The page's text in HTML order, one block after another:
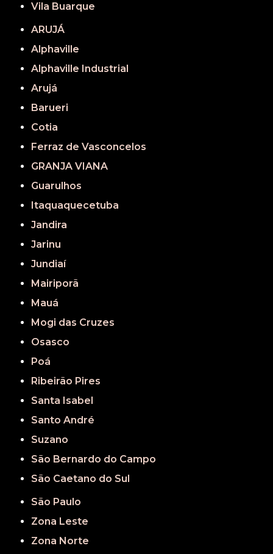
Vila Buarque
ARUJÁ
Alphaville
Alphaville Industrial
Arujá
Barueri
Cotia
Ferraz de Vasconcelos
GRANJA VIANA
Guarulhos
Itaquaquecetuba
Jandira
Jarinu
Jundiaí
Mairiporã
Mauá
Mogi das Cruzes
Osasco
Poá
Ribeirão Pires
Santa Isabel
Santo André
Suzano
São Bernardo do Campo
São Caetano do Sul
São Paulo
Zona Leste
Zona Norte